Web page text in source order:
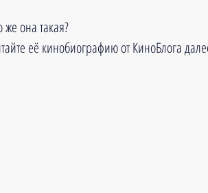
же она такая?
её кинобиографию от КиноБлога